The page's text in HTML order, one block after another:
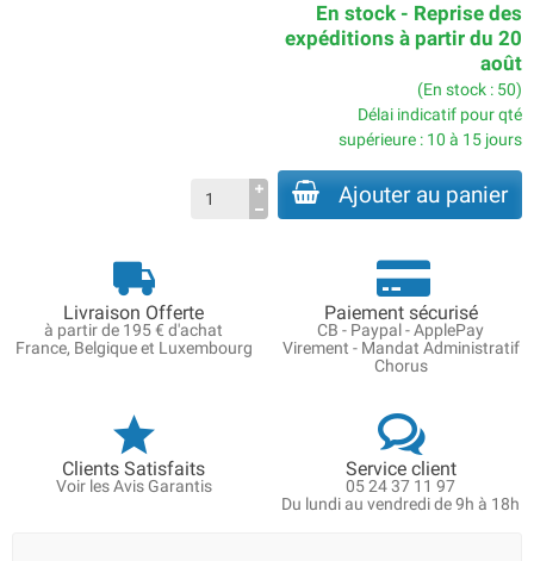
En stock - Reprise des
expéditions à partir du 20
août
(En stock : 50)
Délai indicatif pour qté
supérieure : 10 à 15 jours
Ajouter au panier
Livraison Offerte
à partir de 195 € d'achat
France, Belgique et Luxembourg
Paiement sécurisé
CB - Paypal - ApplePay
Virement - Mandat Administratif
Chorus
Clients Satisfaits
Voir les Avis Garantis
Service client
05 24 37 11 97
Du lundi au vendredi de 9h à 18h